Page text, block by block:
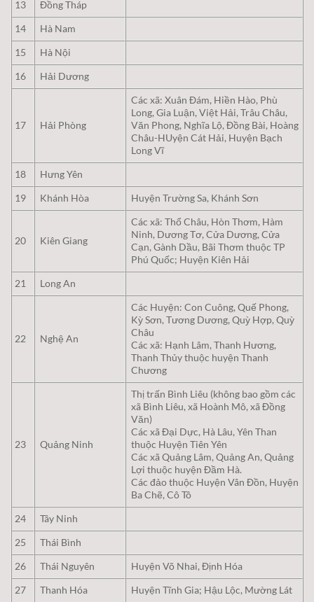
13
Đồng Tháp
14
Hà Nam
15
Hà Nội
16
Hải Dương
17 Hải Phòng
Các xã: Xuân Đám, Hiền Hào, Phù
Long, Gia Luận, Việt Hải, Trâu Châu,
Văn Phong, Nghĩa Lộ, Đồng Bài, Hoàng
Châu-HUyện Cát Hải, Huyện Bạch
Long Vĩ
18
Hưng Yên
19
Khánh Hòa Huyện Trường Sa, Khánh Sơn
20 Kiên Giang
Các xã: Thổ Châu, Hòn Thơm, Hàm
Ninh, Dương Tơ, Cửa Dương, Cửa
Cạn, Gành Dầu, Bãi Thơm thuộc TP
Phú Quốc; Huyện Kiên Hải
21
Long An
22 Nghệ An
Các Huyện: Con Cuông, Quế Phong,
Kỳ Sơn, Tương Dương, Quỳ Hợp, Quỳ
Châu
Các xã: Hạnh Lâm, Thanh Hương,
Thanh Thủy thuộc huyện Thanh
Chương
23 Quảng Ninh
Thị trấn Bình Liêu (không bao gồm các
xã Bình Liêu, xã Hoành Mô, xã Đồng
Văn)
Các xã Đại Dực, Hà Lâu, Yên Than
thuộc Huyện Tiên Yên
Các xã Quảng Lâm, Quảng An, Quảng
Lợi thuộc huyện Đầm Hà.
Các đảo thuộc Huyện Vân Đồn, Huyện
Ba Chẽ, Cô Tô
24
Tây Ninh
25
Thái Bình
26
Thái Nguyên
Huyện Võ Nhai, Định Hóa
27
Thanh Hóa
Huyện Tĩnh Gia; Hậu Lộc, Mường Lát